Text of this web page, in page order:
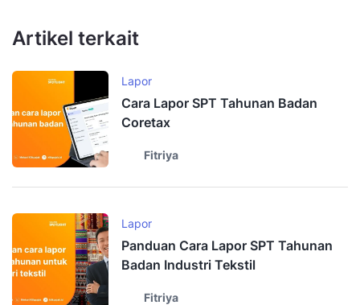
Artikel terkait
Lapor
Cara Lapor SPT Tahunan Badan
Coretax
Fitriya
Lapor
Panduan Cara Lapor SPT Tahunan
Badan Industri Tekstil
Fitriya